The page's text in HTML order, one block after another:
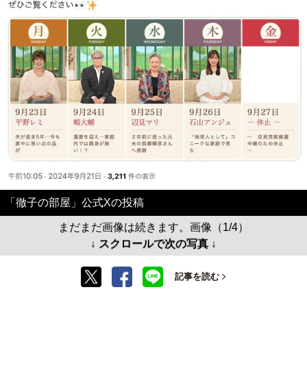
「徹子の部屋」公式Xの投稿
まだまだ画像は続きます。画像（1/4）
↓ スクロールで次の写真 ↓
記事を読む